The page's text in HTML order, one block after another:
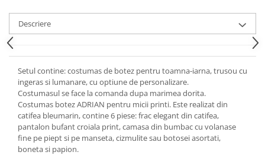
Descriere
Setul contine: costumas de botez pentru toamna-iarna, trusou cu
ingeras si lumanare, cu optiune de personalizare.
Costumasul se face la comanda dupa marimea dorita.
Costumas botez ADRIAN pentru micii printi. Este realizat din
catifea bleumarin, contine 6 piese: frac elegant din catifea,
pantalon bufant croiala print, camasa din bumbac cu volanase
fine pe piept si pe manseta, cizmulite sau botosei asortati,
boneta si papion.